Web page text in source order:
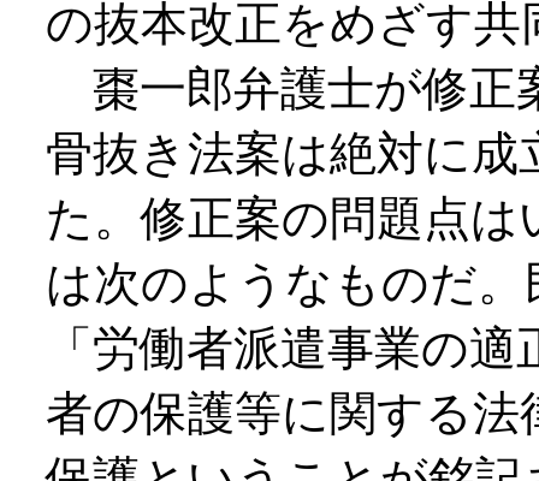
の抜本改正をめざす共
棗一郎弁護士が修正
骨抜き法案は絶対に
た。修正案の問題点
は次のようなものだ
「労働者派遣事業の
者の保護等に関する